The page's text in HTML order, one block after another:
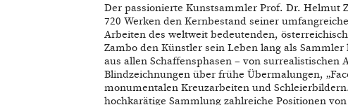
Der passionierte Kunstsammler Prof. Dr. Helmut
720 Werken den Kernbestand seiner
Arbeiten des weltweit bedeutenden,
Zambo den Künstler sein Leben lang als
aus allen Schaffensphasen – von
Blindzeichnungen über frühe Übermalungen,
monumentalen Kreuzarbeiten und
hochkarätige Sammlung zahlreiche Positionen